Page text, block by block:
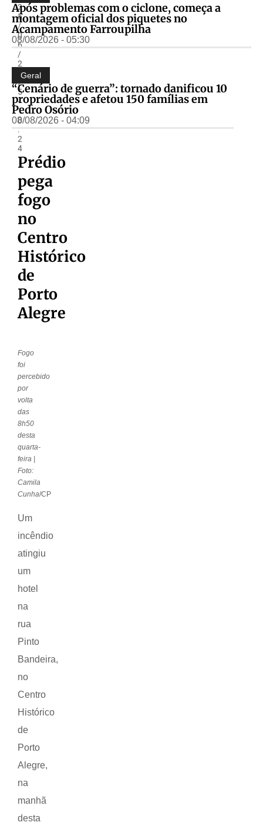
2
5
/
0
6
/
2
0
2
5
-
1
0
:
2
4
Prédio
pega
fogo
no
Centro
Histórico
de
Porto
Alegre
Fogo
foi
percebido
por
volta
das
8h50
desta
quarta-
feira |
Foto:
Camila
Cunha/CP
Um
incêndio
atingiu
um
hotel
na
rua
Pinto
Bandeira,
no
Centro
Histórico
de
Porto
Alegre,
na
manhã
desta
Após problemas com o ciclone, começa a
montagem oficial dos piquetes no
Acampamento Farroupilha
08/08/2026 - 05:30
Geral
“Cenário de guerra”: tornado danificou 10
propriedades e afetou 150 famílias em
Pedro Osório
08/08/2026 - 04:09